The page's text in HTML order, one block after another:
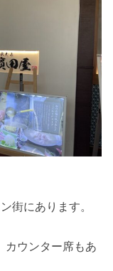
街にあります。
カウンター席もあ